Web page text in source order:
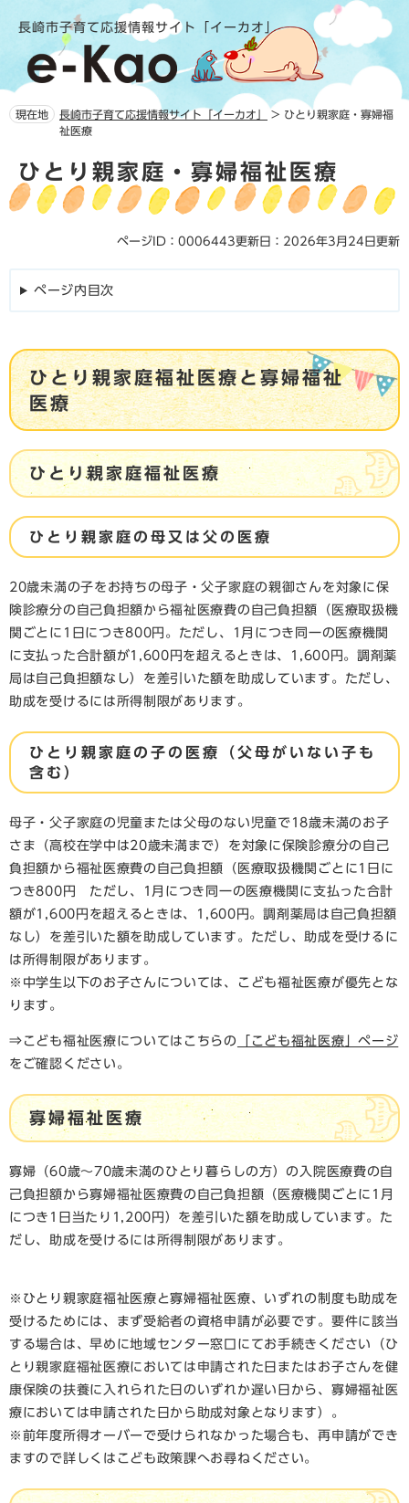
頭
で
飛
ば
文
長崎市子育て応援情報サイト「イーカオ」
現在地 長崎市子育て応援情報サイト「イーカオ」 > ひとり親家庭・寡婦福
祉医療
文ひとり親家庭・寡婦福祉医療
ページID：0006443更新日：2026年3月24日更新
ページ内目次
ひとり親家庭福祉医療と寡婦福祉
医療
ひとり親家庭福祉医療
ひとり親家庭の母又は父の医療
20歳未満の子をお持ちの母子・父子家庭の親御さんを対象に保
険診療分の自己負担額から福祉医療費の自己負担額（医療取扱機
関ごとに1日につき800円。ただし、1月につき同一の医療機関
に支払った合計額が1,600円を超えるときは、1,600円。調剤薬
局は自己負担額なし）を差引いた額を助成しています。ただし、
助成を受けるには所得制限があります。
ひとり親家庭の子の医療（父母がいない子も
含む）
母子・父子家庭の児童または父母のない児童で18歳未満のお子
さま（高校在学中は20歳未満まで）を対象に保険診療分の自己
負担額から福祉医療費の自己負担額（医療取扱機関ごとに1日に
つき800円 ただし、1月につき同一の医療機関に支払った合計
額が1,600円を超えるときは、1,600円。調剤薬局は自己負担額
なし）を差引いた額を助成しています。ただし、助成を受けるに
は所得制限があります。
※中学生以下のお子さんについては、こども福祉医療が優先とな
ります。
⇒こども福祉医療についてはこちらの
「こども福祉医療」ページ
をご確認ください。
​寡婦福祉医療
寡婦（60歳～70歳未満のひとり暮らしの方）の入院医療費の自
己負担額から寡婦福祉医療費の自己負担額（医療機関ごとに1月
につき1日当たり1,200円）を差引いた額を助成しています。た
だし、助成を受けるには所得制限があります。
※ひとり親家庭福祉医療と寡婦福祉医療、いずれの制度も助成を
受けるためには、まず受給者の資格申請が必要です。要件に該当
する場合は、早めに地域センター窓口にてお手続きください（ひ
とり親家庭福祉医療においては申請された日またはお子さんを健
康保険の扶養に入れられた日のいずれか遅い日から、寡婦福祉医
療においては申請された日から助成対象となります）。
※前年度所得オーバーで受けられなかった場合も、再申請ができ
ますので詳しくはこども政策課へお尋ねください。